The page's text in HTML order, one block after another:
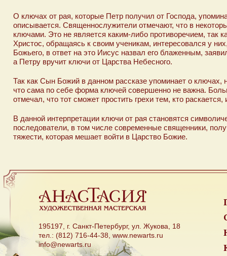
О ключах от рая, которые Петр получил от Господа,
описывается. Священнослужители отмечают, что в
ключами. Это не является каким-либо противоречием, так
Христос, обращаясь к своим ученикам, интересовался у
Божьего, в ответ на это Иисус назвал его блаженным,
а Петру вручит ключи от Царства Небесного.
Так как Сын Божий в данном рассказе упоминает о
что сама по себе форма ключей совершенно не важна.
отмечал, что тот сможет простить грехи тем, кто
В данной интерпретации ключи от рая становятся
последователи, в том числе современные священники,
тяжести, которая мешает войти в Царство Божие.
195197, г. Санкт-Петербург, ул. Жукова, 18
тел.: (812) 716-44-38, www.newarts.ru
info@newarts.ru